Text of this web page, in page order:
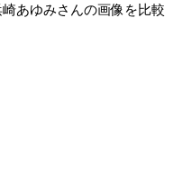
あゆみさんの画像を比較